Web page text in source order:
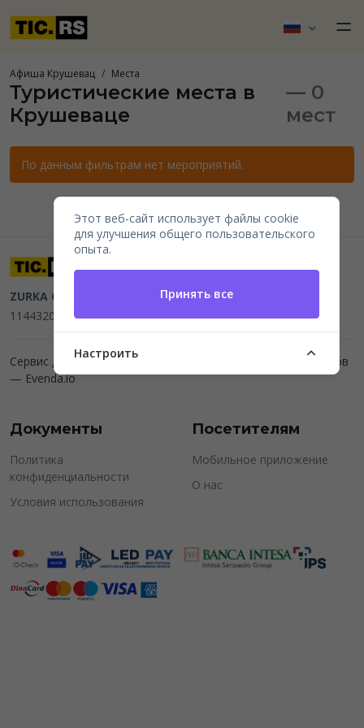
Афиша Крушевац Места
Туристические места в
Крушеваце
— 0
мест
По данным фильтрам нет мероприятий.
ZURKA CE BITI DOO Beograd, Kraljice Natalije 11
114432064, MB 22023195,mail@tic.rs, +381 63 173 3142
Сервис для организаторов мероприятий и продажи билетов
— Evenda.io
Документы
Политика
конфиденциальности
Условия использования
Посетителям
Мобильное приложение
О нас
Этот веб-сайт использует файлы cookie
для улучшения общего пользовательского
опыта.
Принять все
Настроить